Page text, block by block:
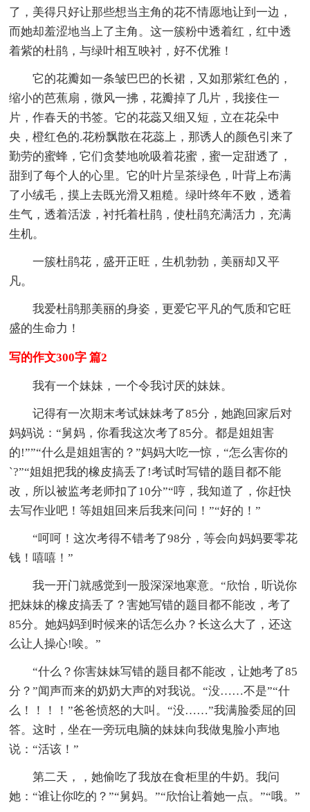
了，美得只好让那些想当主角的花不情愿地让到一边，
而她却羞涩地当上了主角。这一簇粉中透着红，红中透
着紫的杜鹃，与绿叶相互映衬，好不优雅！
它的花瓣如一条皱巴巴的长裙，又如那紫红色的，
缩小的芭蕉扇，微风一拂，花瓣掉了几片，我接住一
片，作春天的书签。它的花蕊又细又短，立在花朵中
央，橙红色的.花粉飘散在花蕊上，那诱人的颜色引来了
勤劳的蜜蜂，它们贪婪地吮吸着花蜜，蜜一定甜透了，
甜到了每个人的心里。它的叶片呈茶绿色，叶背上布满
了小绒毛，摸上去既光滑又粗糙。绿叶终年不败，透着
生气，透着活泼，衬托着杜鹃，使杜鹃充满活力，充满
生机。
一簇杜鹃花，盛开正旺，生机勃勃，美丽却又平
凡。
我爱杜鹃那美丽的身姿，更爱它平凡的气质和它旺
盛的生命力！
写的作文300字 篇2
我有一个妹妹，一个令我讨厌的妹妹。
记得有一次期末考试妹妹考了85分，她跑回家后对
妈妈说：“舅妈，你看我这次考了85分。都是姐姐害
的!””“什么是姐姐害的？”妈妈大吃一惊，“怎么害你的
`?”“姐姐把我的橡皮搞丢了!考试时写错的题目都不能
改，所以被监考老师扣了10分”“哼，我知道了，你赶快
去写作业吧！等姐姐回来后我来问问！”“好的！”
“呵呵！这次考得不错考了98分，等会向妈妈要零花
钱！嘻嘻！”
我一开门就感觉到一股深深地寒意。“欣怡，听说你
把妹妹的橡皮搞丢了？害她写错的题目都不能改，考了
85分。她妈妈到时候来的话怎么办？长这么大了，还这
么让人操心!唉。”
“什么？你害妹妹写错的题目都不能改，让她考了85
分？”闻声而来的奶奶大声的对我说。“没……不是”“什
么！！！！”爸爸愤怒的大叫。“没……”我满脸委屈的回
答。这时，坐在一旁玩电脑的妹妹向我做鬼脸小声地
说：“活该！”
第二天，，她偷吃了我放在食柜里的牛奶。我问
她：“谁让你吃的？”“舅妈。”“欣怡让着她一点。”“哦。”